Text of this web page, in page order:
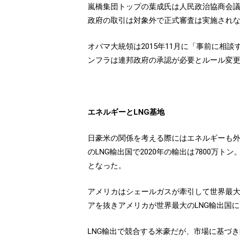
嵐橋集団トップの葉成氏は人民政治協商会
政府の取引は対象外で正式審査は実施されな
オバマ大統領は2015年11月に「事前に相
ンフラは連邦政府の承認が必要とルール変更
エネルギーとLNG基地
日豪米の関係を考える際にはエネルギーも
のLNG輸出国で2020年の輸出は7800万ト
となった。
アメリカはシェールガスが牽引して世界最
アを抜きアメリカが世界最大のLNG輸出国
LNG輸出で競合する米豪だが、市場に基づ